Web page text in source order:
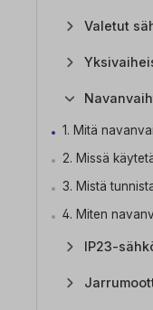
Valetut
1. Mitä
2. Missä
3. Mistä
4. Miten
IP23-